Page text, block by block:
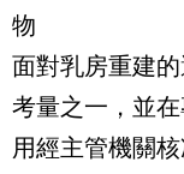
物
面對乳房重建
考量之一，並
用經主管機關